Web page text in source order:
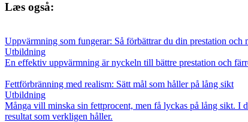
Læs også:
Uppvärmning som fungerar: Så förbättrar du din prestation och
Utbildning
En effektiv uppvärmning är nyckeln till bättre prestation och
Fettförbränning med realism: Sätt mål som håller på lång sikt
Utbildning
Många vill minska sin fettprocent, men få lyckas på lång sikt. I
resultat som verkligen håller.